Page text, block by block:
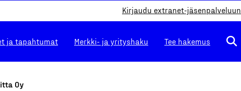
Kirjaudu extranet-jäsenpalveluun
ja tapahtumat Merkki- ja yrityshaku Tee hakemus
Oy